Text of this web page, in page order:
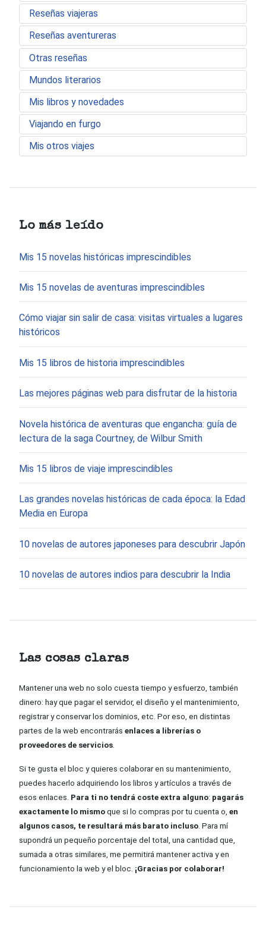
Reseñas viajeras
Reseñas aventureras
Otras reseñas
Mundos literarios
Mis libros y novedades
Viajando en furgo
Mis otros viajes
Lo más leído
Mis 15 novelas históricas imprescindibles
Mis 15 novelas de aventuras imprescindibles
Cómo viajar sin salir de casa: visitas virtuales a lugares
históricos
Mis 15 libros de historia imprescindibles
Las mejores páginas web para disfrutar de la historia
Novela histórica de aventuras que engancha: guía de
lectura de la saga Courtney, de Wilbur Smith
Mis 15 libros de viaje imprescindibles
Las grandes novelas históricas de cada época: la Edad
Media en Europa
10 novelas de autores japoneses para descubrir Japón
10 novelas de autores indios para descubrir la India
Las cosas claras
Mantener una web no solo cuesta tiempo y esfuerzo, también
dinero: hay que pagar el servidor, el diseño y el mantenimiento,
registrar y conservar los dominios, etc. Por eso, en distintas
partes de la web encontrarás enlaces a librerías o
proveedores de servicios
Si te gusta el bloc y quieres colaborar en su mantenimiento,
puedes hacerlo adquiriendo los libros y artículos a través de
esos enlaces. Para ti no tendrá coste extra alguno: pagarás
exactamente lo mismo que si lo compras por tu cuenta o, en
algunos casos, te resultará más barato incluso . Para mí
supondrá un pequeño porcentaje del total, una cantidad que,
sumada a otras similares, me permitirá mantener activa y en
funcionamiento la web y el bloc. ¡Gracias por colaborar!